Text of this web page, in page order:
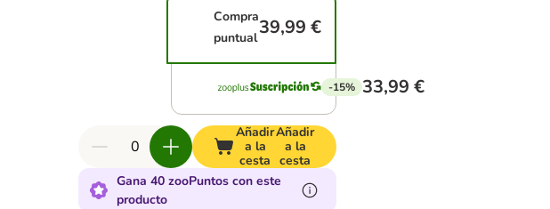
Compra
puntual39,99 €
-15% 33,99 €
Añadir
a la
cesta
Añadir
a la
cesta
Gana 40 zooPuntos con este
producto